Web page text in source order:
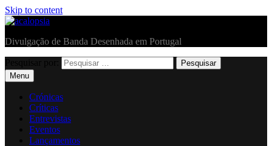
Skip to content
acalopsia
Divulgação de Banda Desenhada em Portugal
Menu
Crónicas
Críticas
Entrevistas
Eventos
Lançamentos